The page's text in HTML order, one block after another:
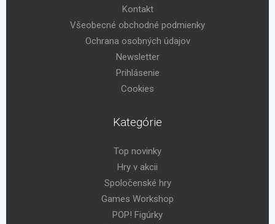
Kontakt
Všeobecné obchodné podmienky
Ochrana osobných údajov
Newsletter
Prihlásenie
Cookies
Kategórie
Top novinky
Hry v akcii
Spoločenské hry
Games Workshop
POP! Figúrky